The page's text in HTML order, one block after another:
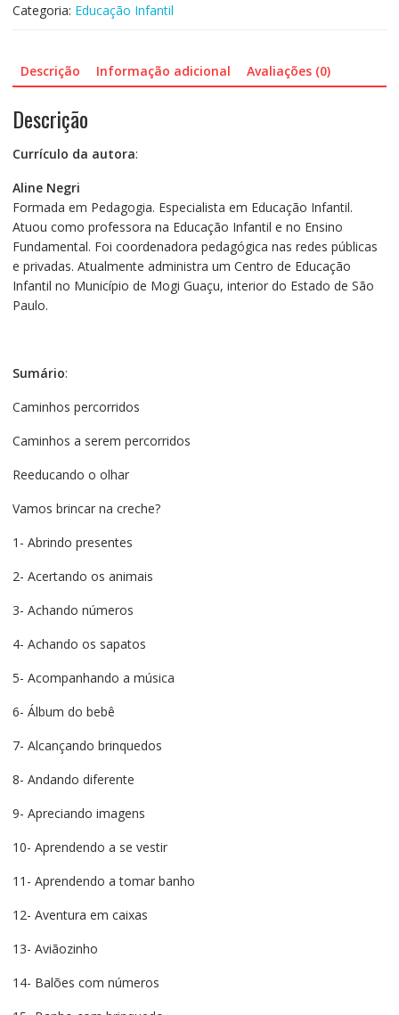
quantidade
Categoria: Educação Infantil
Descrição Informação adicional Avaliações (0)
Descrição
Currículo da autora:
Aline Negri
Formada em Pedagogia. Especialista em Educação Infantil.
Atuou como professora na Educação Infantil e no Ensino
Fundamental. Foi coordenadora pedagógica nas redes públicas
e privadas. Atualmente administra um Centro de Educação
Infantil no Município de Mogi Guaçu, interior do Estado de São
Paulo.
Sumário:
Caminhos percorridos
Caminhos a serem percorridos
Reeducando o olhar
Vamos brincar na creche?
1- Abrindo presentes
2- Acertando os animais
3- Achando números
4- Achando os sapatos
5- Acompanhando a música
6- Álbum do bebê
7- Alcançando brinquedos
8- Andando diferente
9- Apreciando imagens
10- Aprendendo a se vestir
11- Aprendendo a tomar banho
12- Aventura em caixas
13- Aviãozinho
14- Balões com números